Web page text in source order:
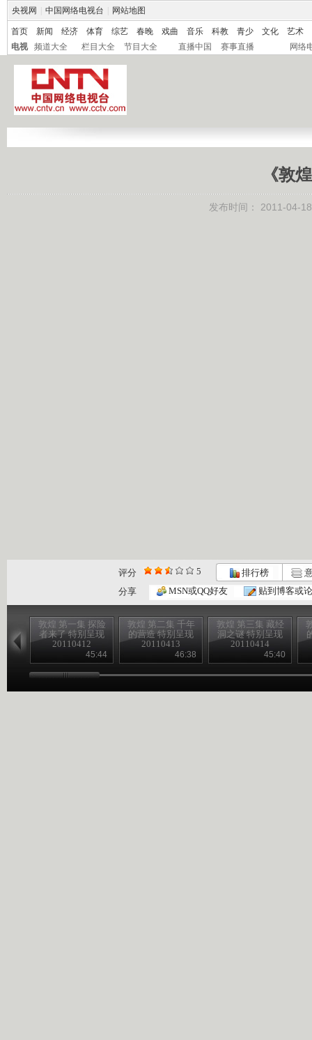
央视网 中国网络电视台 网站地图
首页 新闻 经济 体育 综艺 春晚 戏曲 音乐 科教 青少 文化
艺术
电视
频道大全 栏目大全 节目大全 直播中国 赛事直播 网络
《敦
发布时间： 2011-04-
评分 5 排行榜
分享
MSN或QQ好友 贴到博客或
敦煌 第一集 探险
者来了 特别呈现
20110412
45:44
敦煌 第二集 千年
的营造 特别呈现
20110413
46:38
敦煌 第三集 藏经
洞之谜 特别呈现
20110414
45:40